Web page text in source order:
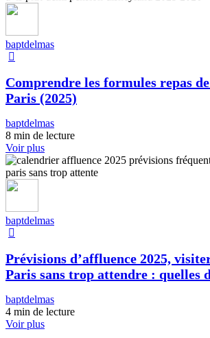
baptdelmas
Comprendre les formules repas
Paris (2025)
baptdelmas
8 min de lecture
Voir plus
baptdelmas
Prévisions d’affluence 2025,
Paris sans trop attendre : quelles
baptdelmas
4 min de lecture
Voir plus